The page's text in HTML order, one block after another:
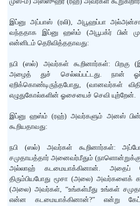
இப்னு அப்பாஸ் (ரலி), அபூஹப்பா
வந்ததாக இப்னு ஹஸ்ம் (அபூபக்ர் பின்
என்னிடம் தெரிவித்ததாவது:
நபி (ஸல்) அவர்கள் கூறினார்கள்:
அழைத் துச் செல்லப்பட்டது. நான்
ஏறிக்கொண்டிருந்தபோது, (வானவர்கள்
எழுதுகோல்களின் ஓசையைச் செவி யுற்றேன்.
இப்னு ஹஸ்ம் (ரஹ்) அவர்களும் அனஸ் பின்
கூறியதாவது:
நபி (ஸல்) அவர்கள் கூறினார்கள்:
சமுதாயத்தார் அனைவர்மீதும்
அல்லாஹ் கடமையாக்கினான். அதைப்
திரும்பியபோது மூசா (அலை) அவர்களைக்
(அலை) அவர்கள், “உங்கள்மீது உங்கள்
என்ன கடமையாக்கினான்?” என்று